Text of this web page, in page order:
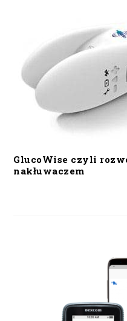
GlucoWise czyli
nakłuwaczem